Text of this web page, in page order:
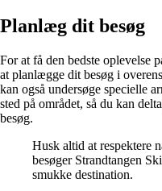
Planlæg dit besøg
For at få den bedste oplevelse
at planlægge dit besøg i
kan også undersøge specielle
sted på området, så du kan
besøg.
Husk altid at respektere
besøger Strandtangen
smukke destination.